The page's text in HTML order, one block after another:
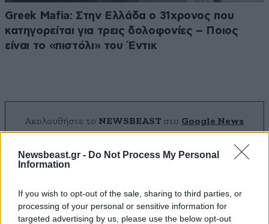
Newsbeast.gr - Do Not Process My Personal
Information
If you wish to opt-out of the sale, sharing to third parties, or
processing of your personal or sensitive information for
targeted advertising by us, please use the below opt-out
Greek Mafia: Στην Ελλάδα ο 31χρονος που
κατηγορείται για τρεις δολοφονίες – Ποιος
είναι το «πιστόλι» του Έντικ
Ακολουθήστε το NEWSBEAST στο Google News
και μάθετε πρώτοι όλες τις ειδήσεις